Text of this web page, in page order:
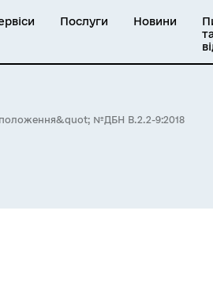
Послуги Новини
положення&quot; №ДБН В.2.2-9:2018